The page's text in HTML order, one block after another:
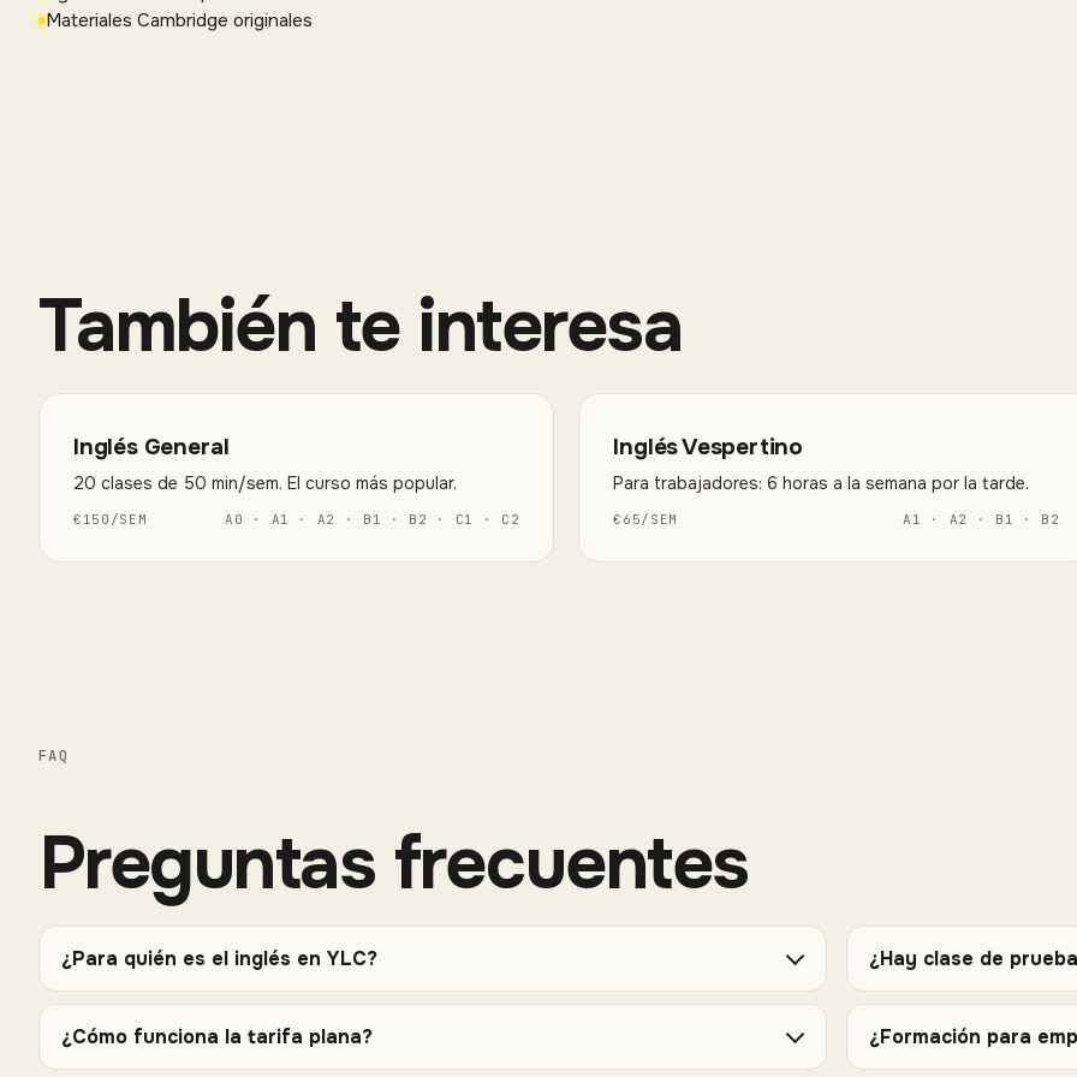
Materiales Cambridge originales
También te interesa
Inglés General
20 clases de 50 min/sem. El curso más popular.
€ 150 /SEM A0 · A1 · A2 · B1 · B2 · C1 · C2
Inglés Vespertino
Para trabajadores: 6 horas a la semana por la tarde.
€ 65/ SEM A1 · A2 · B1 · B2
FAQ
Preguntas frecuentes
¿Para quién es el inglés en YLC?
¿Cómo funciona la tarifa plana?
¿Hay clase de
¿Formación para